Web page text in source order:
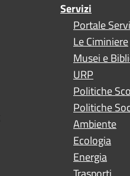
Servizi
Portale
Le Ciminiere
Musei e
URP
Politiche
Politiche
Ambiente
Ecologia
Energia